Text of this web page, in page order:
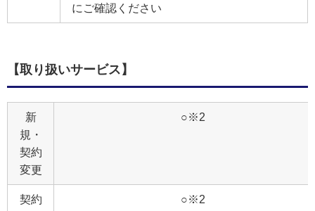
にご確認ください
【取り扱いサービス】
新
規・
契約
変更
○※2
契約
○※2